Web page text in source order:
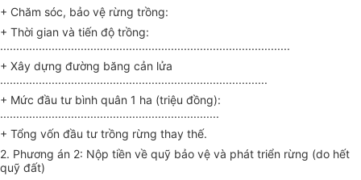
+ Chăm sóc, bảo vệ rừng trồng:
+ Thời gian và tiến độ trồng:
..........................................................................................
+ Xây dựng đường băng cản lửa
...................................................................................
+ Mức đầu tư bình quân 1 ha (triệu đồng):
....................................................................
+ Tổng vốn đầu tư trồng rừng thay thế.
2. Phương án 2: Nộp tiền về quỹ bảo vệ và phát triển rừng (do hết
quỹ đất)